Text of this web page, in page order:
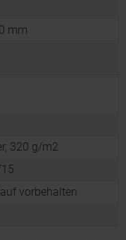
mm
320 g/m2
vorbehalten